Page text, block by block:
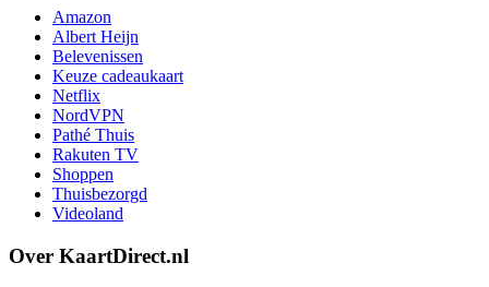
Amazon
Albert Heijn
Belevenissen
Keuze cadeaukaart
Netflix
NordVPN
Pathé Thuis
Rakuten TV
Shoppen
Thuisbezorgd
Videoland
Over KaartDirect.nl